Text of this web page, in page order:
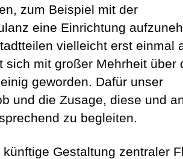
zum Beispiel mit der
eine Einrichtung
vielleicht erst einmal
sich mit großer Mehrheit über
geworden. Dafür unser
und die Zusage, diese und
zu begleiten.
Gestaltung zentraler